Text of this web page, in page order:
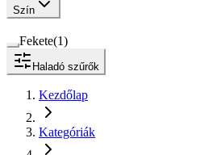
Szín
Fekete(1)
Haladó szűrők
Kezdőlap
Kategóriák